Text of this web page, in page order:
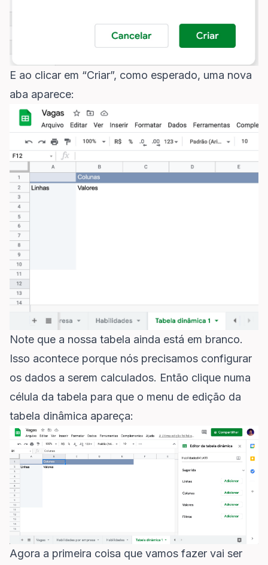
E ao clicar em “Criar”, como esperado, uma nova
aba aparece:
Note que a nossa tabela ainda está em branco.
Isso acontece porque nós precisamos configurar
os dados a serem calculados. Então clique numa
célula da tabela para que o menu de edição da
tabela dinâmica apareça:
Agora a primeira coisa que vamos fazer vai ser